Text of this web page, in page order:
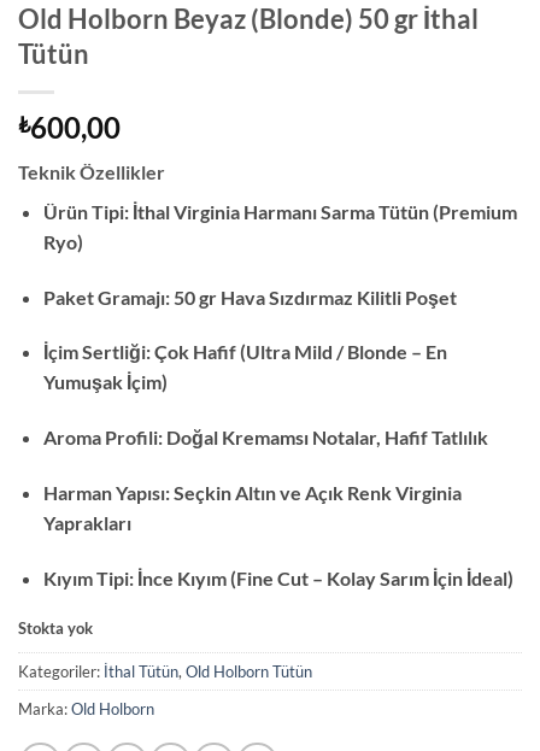
Old Holborn Beyaz (Blonde) 50 gr İthal
Tütün
₺600,00
Teknik Özellikler
Ürün Tipi: İthal Virginia Harmanı Sarma Tütün (Premium
Ryo)
Paket Gramajı: 50 gr Hava Sızdırmaz Kilitli Poşet
İçim Sertliği: Çok Hafif (Ultra Mild / Blonde – En
Yumuşak İçim)
Aroma Profili: Doğal Kremamsı Notalar, Hafif Tatlılık
Harman Yapısı: Seçkin Altın ve Açık Renk Virginia
Yaprakları
Kıyım Tipi: İnce Kıyım (Fine Cut – Kolay Sarım İçin İdeal)
Stokta yok
Kategoriler: İthal Tütün,Old Holborn Tütün
Marka:Old Holborn